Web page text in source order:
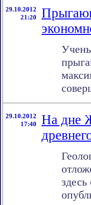
29.10.2012
21:20
29.10.2012
17:40
На дне